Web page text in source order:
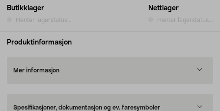
Butikklager
Henter lagerstatus...
Nettlager
Henter lagerstatus...
Produktinformasjon
Mer informasjon
Spesifikasjoner, dokumentasjon og ev. faresymboler